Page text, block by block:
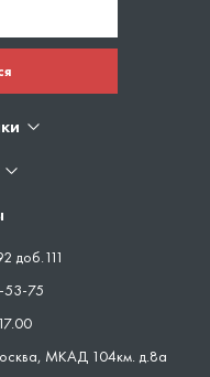
доб.111
53-75
, МКАД 104км. д.8а